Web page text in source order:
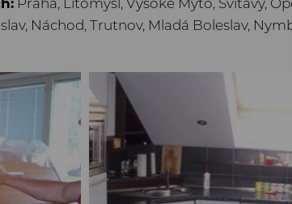
Náchod, Trutnov, Mladá Boleslav,